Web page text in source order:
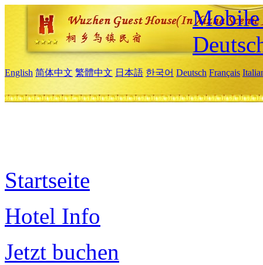
Mobile
English 简体中文 繁體中文 日本語 한국어 Deutsch Français
Startseite
Hotel Info
Jetzt buchen